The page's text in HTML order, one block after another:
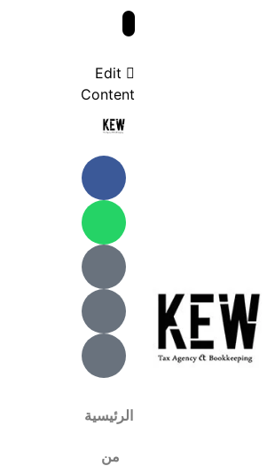
Edit
Content
الرئيسية
من